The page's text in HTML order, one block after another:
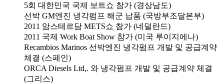
5회 대한민국 국제 보트쇼 참가 (경상남도)
선박 GM엔진 냉각펌프 해군 납품 (국방부조달본부)
2011 암스테르담 METS쇼 참가 (네덜란드)
2011 국제 Work Boat Show 참가 (미국 루이지에나)
Recambios Marinos 선박엔진 냉각펌프 개발 및 공급계약
체결 (스페인)
ORCA Diesels Ltd,. 와 냉각펌프 개발 및 공급계약 체결
(그리스)